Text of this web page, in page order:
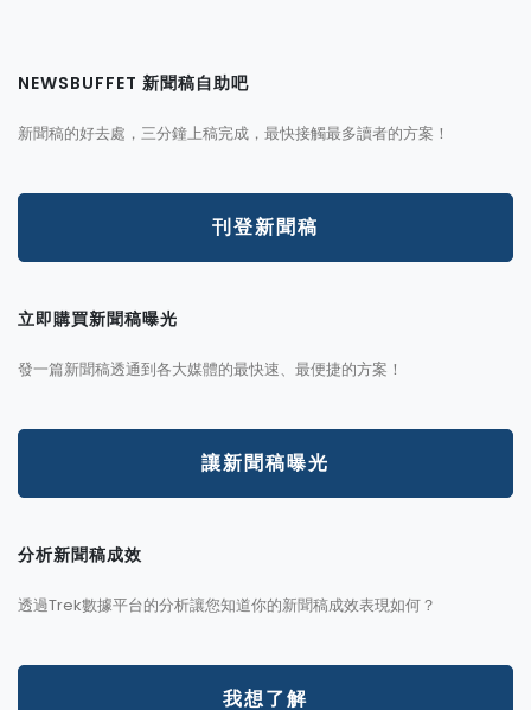
NEWSBUFFET 新聞稿自助吧
新聞稿的好去處，三分鐘上稿完成，最快接觸最多讀者的方案！
刊登新聞稿
立即購買新聞稿曝光
發一篇新聞稿透通到各大媒體的最快速、最便捷的方案！
讓新聞稿曝光
分析新聞稿成效
透過Trek數據平台的分析讓您知道你的新聞稿成效表現如何？
我想了解